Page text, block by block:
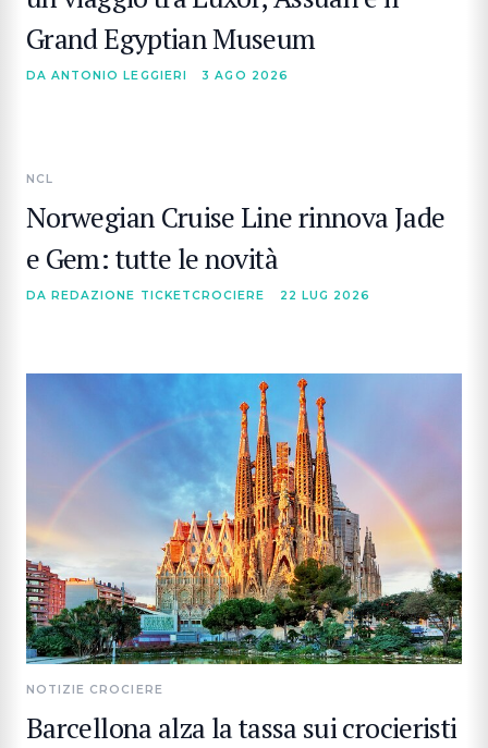
Grand Egyptian Museum
DA ANTONIO LEGGIERI 3 AGO 2026
NCL
Norwegian Cruise Line rinnova Jade
e Gem: tutte le novità
DA REDAZIONE TICKETCROCIERE 22 LUG 2026
NOTIZIE CROCIERE
Barcellona alza la tassa sui crocieristi